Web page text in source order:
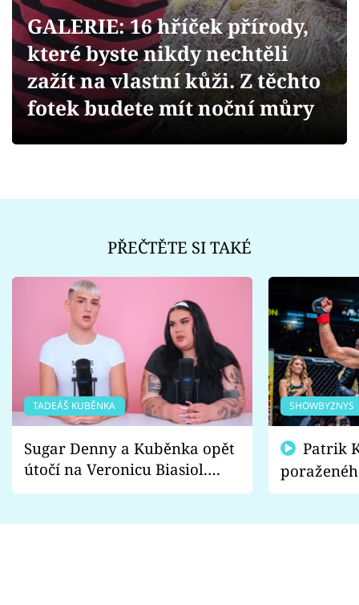
Videa
Sledujte prima+
GALERIE: 16 hříček přírody,
které byste nikdy nechtěli
zažít na vlastní kůži. Z těchto
fotek budete mít noční můry
PŘEČTĚTE SI TAKÉ
TADEÁŠ KUBĚNKA
Sugar Denny a Kuběnka opět
útočí na Veronicu Biasiol.
Proč je podle nich falešná a
SHOWBYZNYS
fanoušci